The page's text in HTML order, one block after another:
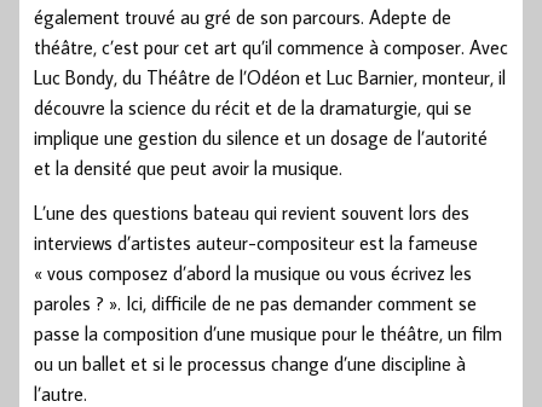
également trouvé au gré de son parcours. Adepte de
théâtre, c’est pour cet art qu’il commence à composer. Avec
Luc Bondy, du Théâtre de l’Odéon et Luc Barnier, monteur, il
découvre la science du récit et de la dramaturgie, qui se
implique une gestion du silence et un dosage de l’autorité
et la densité que peut avoir la musique.
L’une des questions bateau qui revient souvent lors des
interviews d’artistes auteur-compositeur est la fameuse
« vous composez d’abord la musique ou vous écrivez les
paroles ? ». Ici, difficile de ne pas demander comment se
passe la composition d’une musique pour le théâtre, un film
ou un ballet et si le processus change d’une discipline à
l’autre.